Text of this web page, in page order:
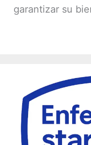
garantizar su